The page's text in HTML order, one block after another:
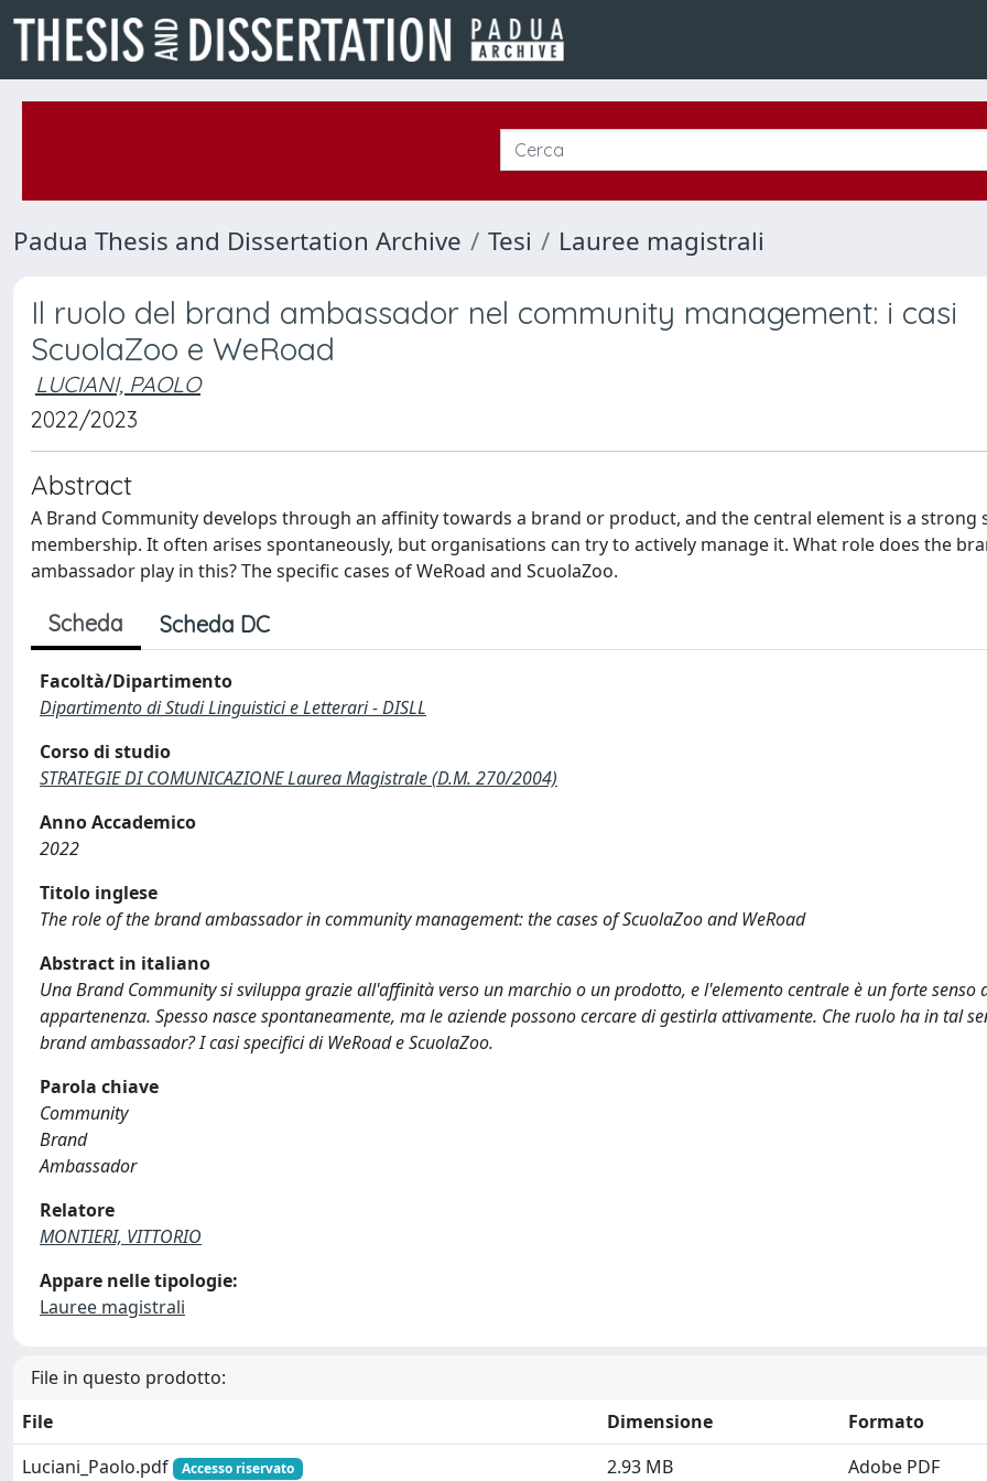
Padua Thesis and Dissertation Archive Tesi Lauree magistrali
Il ruolo del brand ambassador nel community management: i casi
ScuolaZoo e WeRoad
LUCIANI, PAOLO
2022/2023
Abstract
A Brand Community develops through an affinity towards a brand or product, and the central element is a strong
membership. It often arises spontaneously, but organisations can try to actively manage it. What role does the
ambassador play in this? The specific cases of WeRoad and ScuolaZoo.
Scheda Scheda DC
Facoltà/Dipartimento
Dipartimento di Studi Linguistici e Letterari - DISLL
Corso di studio
STRATEGIE DI COMUNICAZIONE Laurea Magistrale (D.M. 270/2004)
Anno Accademico
2022
Titolo inglese
The role of the brand ambassador in community management: the cases of ScuolaZoo and WeRoad
Abstract in italiano
Una Brand Community si sviluppa grazie all'affinità verso un marchio o un prodotto, e l'elemento centrale è un forte senso
appartenenza. Spesso nasce spontaneamente, ma le aziende possono cercare di gestirla attivamente. Che ruolo ha in tal
brand ambassador? I casi specifici di WeRoad e ScuolaZoo.
Parola chiave
Community
Brand
Ambassador
Relatore
MONTIERI, VITTORIO
Appare nelle tipologie:
Lauree magistrali
File in questo prodotto:
File
Dimensione
Formato
Luciani_Paolo.pdf
Accesso riservato 2.93 MB Adobe PDF